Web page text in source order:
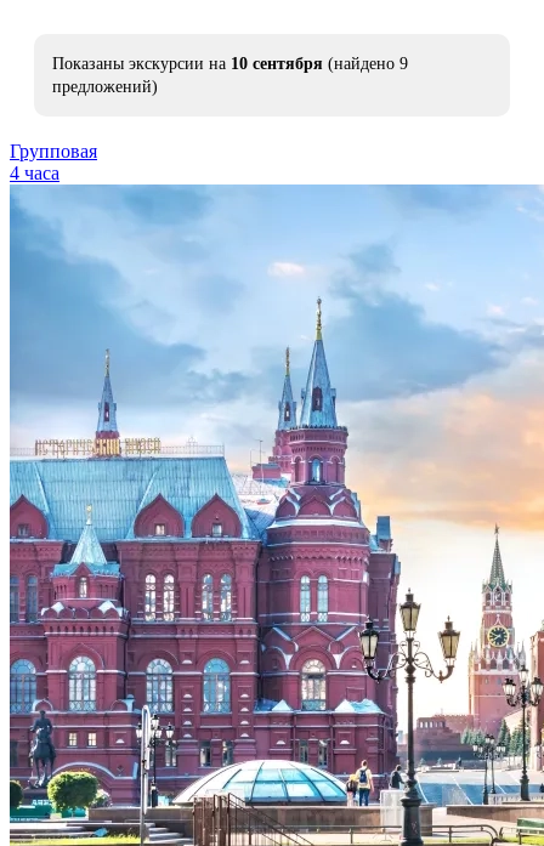
Показаны экскурсии на 10 сентября (найдено 9
предложений)
Групповая
4 часа